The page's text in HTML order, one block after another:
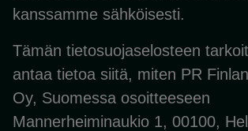
kanssamme sähköisesti.
Tämän tietosuojaselosteen
antaa tietoa siitä, miten PR
Oy, Suomessa osoitteeseen
Mannerheiminaukio 1, 00100,